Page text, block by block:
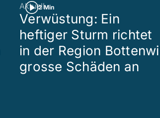
2 Min
Aktuell
Verwüstung: Ein
heftiger Sturm richtet
in der Region
grosse Schäden an